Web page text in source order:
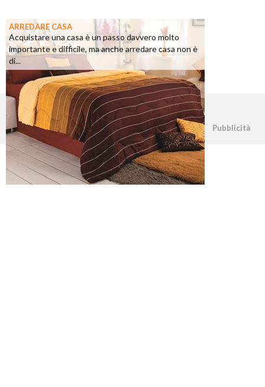
ARREDARE CASA
Acquistare una casa è un passo davvero molto
importante e difficile, ma anche arredare casa non è
di...
©2026 - casapratica.net - p.iva 03338800984 Pubblicità